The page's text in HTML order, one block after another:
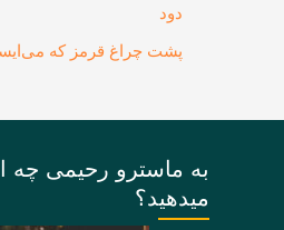
دود
پشت چراغ قرمز که
به ماسترو رحیمی چه
میدهید؟